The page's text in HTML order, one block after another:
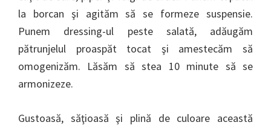
la borcan şi agităm să se formeze suspensie.
Punem dressing-ul peste salată, adăugăm
pătrunjelul proaspăt tocat şi amestecăm să
omogenizăm. Lăsăm să stea 10 minute să se
armonizeze.
Gustoasă, săţioasă şi plină de culoare această